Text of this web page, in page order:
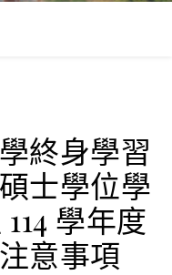
終身學習
士學位學
學年度
意事項